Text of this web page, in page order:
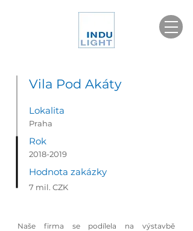
Vila Pod Akáty
Lokalita
Praha
Rok
2018-2019
Hodnota zakázky
7 mil. CZK
Naše firma se podílela na výstavbě